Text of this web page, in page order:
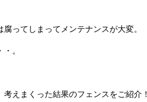
ってしまってメンテナンスが大変。
。
えまくった結果のフェンスをご紹介！